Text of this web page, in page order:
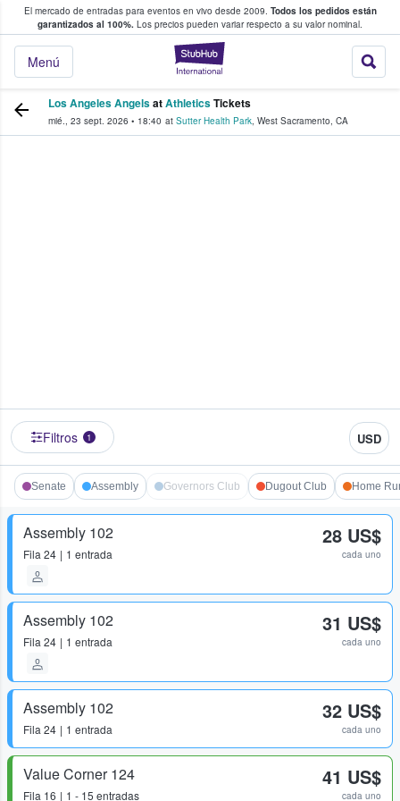
El mercado de entradas para eventos en vivo desde 2009. Todos los pedidos están
garantizados al 100%. Los precios pueden variar respecto a su valor nominal.
StubHub:
Menú
y venta de entradas entre fans
Los Angeles AngelsatAthleticsTickets
mié., 23 sept. 2026 • 18:40 at Sutter Health Park, West Sacramento, CA
Filtros 1 USD
Senate Assembly Governors Club Dugout Club Home
Assembly 102
Fila 24 1 entrada
28 US$
cada uno
Assembly 102
Fila 24 1 entrada
31 US$
cada uno
Assembly 102
Fila 24 1 entrada
32 US$
cada uno
Value Corner 124
Fila 16 1 - 15 entradas
41 US$
cada uno